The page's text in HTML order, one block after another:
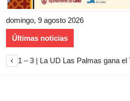
domingo, 9 agosto 2026
Últimas noticias
‹